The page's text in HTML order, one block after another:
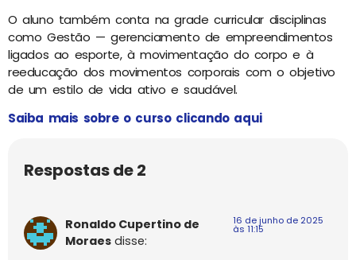
O aluno também conta na grade curricular disciplinas
como Gestão — gerenciamento de empreendimentos
ligados ao esporte, à movimentação do corpo e à
reeducação dos movimentos corporais com o objetivo
de um estilo de vida ativo e saudável.
Saiba mais sobre o curso clicando aqui
Respostas de 2
Ronaldo Cupertino de
Moraes disse:
16 de junho de 2025
às 11:15